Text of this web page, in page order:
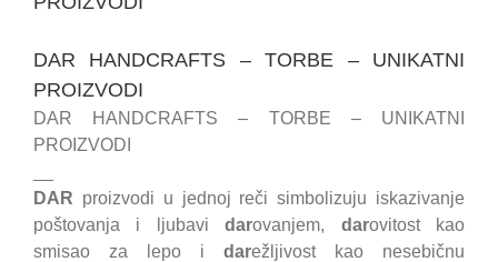
DAR HANDCRAFTS – TORBE – UNIKATNI
PROIZVODI
DAR HANDCRAFTS – TORBE – UNIKATNI
PROIZVODI
DAR proizvodi u jednoj reči simbolizuju iskazivanje
poštovanja i ljubavidarovanjem, darovitost kao
smisao za lepo i darežljivost kao nesebičnu